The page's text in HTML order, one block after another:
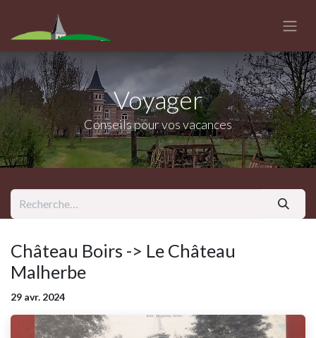
Voyager
Conseils pour vos vacances
Château Boirs -> Le Château
Malherbe
29 avr. 2024